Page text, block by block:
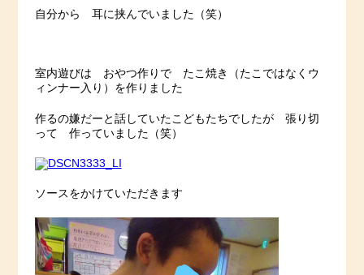
自分から 耳に挟んでいました（笑）
室内遊びは おやつ作りで たこ焼き（たこではなくウ
ィンナー入り）を作りました
作るの嫌だーと話していたこどもたちでしたが 張り切
って 作っていました（笑）
ソースをかけていただきます